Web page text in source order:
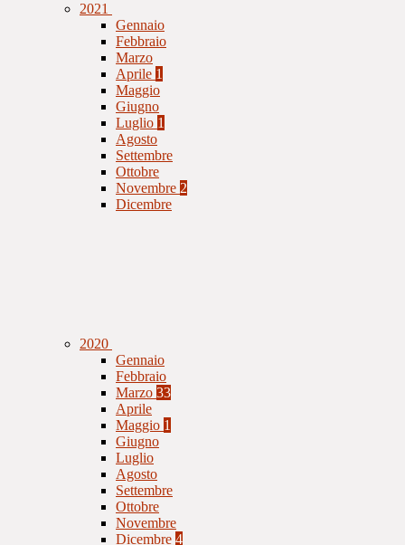
2021
Gennaio
Febbraio
Marzo
Aprile 1
Maggio
Giugno
Luglio 1
Agosto
Settembre
Ottobre
Novembre 2
Dicembre
2020
Gennaio
Febbraio
Marzo 33
Aprile
Maggio 1
Giugno
Luglio
Agosto
Settembre
Ottobre
Novembre
Dicembre 4